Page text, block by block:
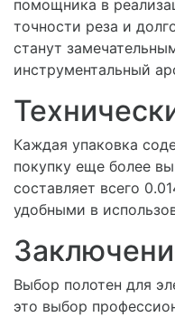
помощника в
точности реза и
станут
инструментальный
Каждая упаковка
покупку еще более
составляет всего
удобными в
Выбор полотен для
это выбор